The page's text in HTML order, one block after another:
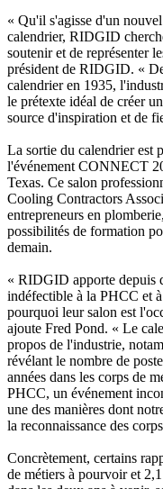
« Qu'il s'agisse d'un
calendrier, RIDGID
soutenir et de représenter
président de RIDGID. «
calendrier en 1935,
le prétexte idéal de créer
source d'inspiration et de
La sortie du calendrier est
l'événement CONNECT
Texas. Ce salon
Cooling Contractors
entrepreneurs en
possibilités de formation
demain.
« RIDGID apporte depuis
indéfectible à la PHCC et
pourquoi leur salon est
ajoute Fred Pond. « Le
propos de l'industrie,
révélant le nombre de
années dans les corps de
PHCC, un événement
une des manières dont
la reconnaissance des
Concrètement, certains
de métiers à pourvoir et